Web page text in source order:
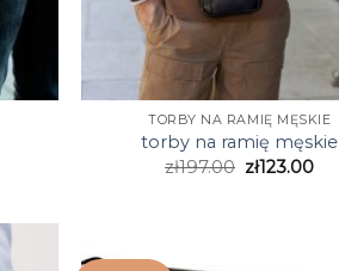
TORBY NA RAMIĘ MĘSKIE
torby na ramię męskie
zł197.00 zł123.00